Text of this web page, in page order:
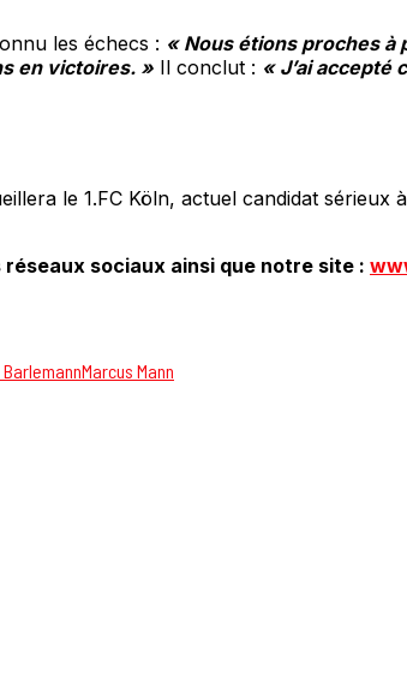
les échecs : « Nous étions proches à
en victoires. » Il conclut : « J’ai accepté
le 1.FC Köln, actuel candidat
sociaux ainsi que notre site :
Marcus Mann